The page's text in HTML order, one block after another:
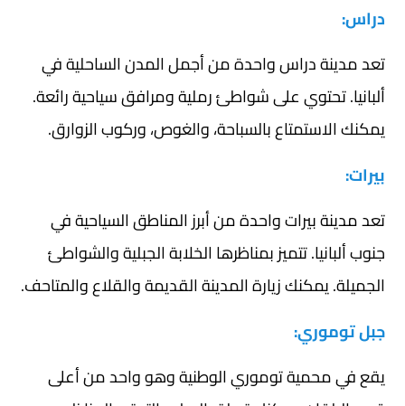
دراس:
تعد مدينة دراس واحدة من أجمل المدن الساحلية في
ألبانيا. تحتوي على شواطئ رملية ومرافق سياحية رائعة.
يمكنك الاستمتاع بالسباحة، والغوص، وركوب الزوارق.
بيرات:
تعد مدينة بيرات واحدة من أبرز المناطق السياحية في
جنوب ألبانيا. تتميز بمناظرها الخلابة الجبلية والشواطئ
الجميلة. يمكنك زيارة المدينة القديمة والقلاع والمتاحف.
جبل توموري:
يقع في محمية توموري الوطنية وهو واحد من أعلى